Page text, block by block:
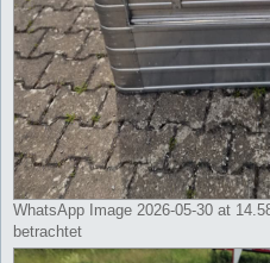
WhatsApp Image 2026-05-30 at
betrachtet